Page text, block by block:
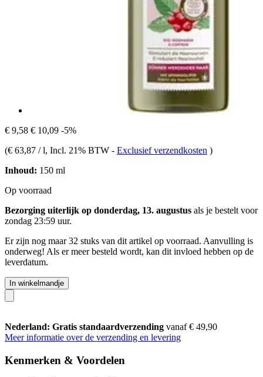
€ 9,58 € 10,09 -5%
(€ 63,87 / l, Incl. 21% BTW - Exclusief verzendkosten )
Inhoud: 150 ml
Op voorraad
Bezorging uiterlijk op donderdag, 13. augustus als je bestelt voor
zondag 23:59 uur.
Er zijn nog maar 32 stuks van dit artikel op voorraad. Aanvulling is
onderweg! Als er meer besteld wordt, kan dit invloed hebben op de
leverdatum.
In winkelmandje
Nederland: Gratis standaardverzending vanaf € 49,90
Meer informatie over de verzending en levering
Kenmerken & Voordelen